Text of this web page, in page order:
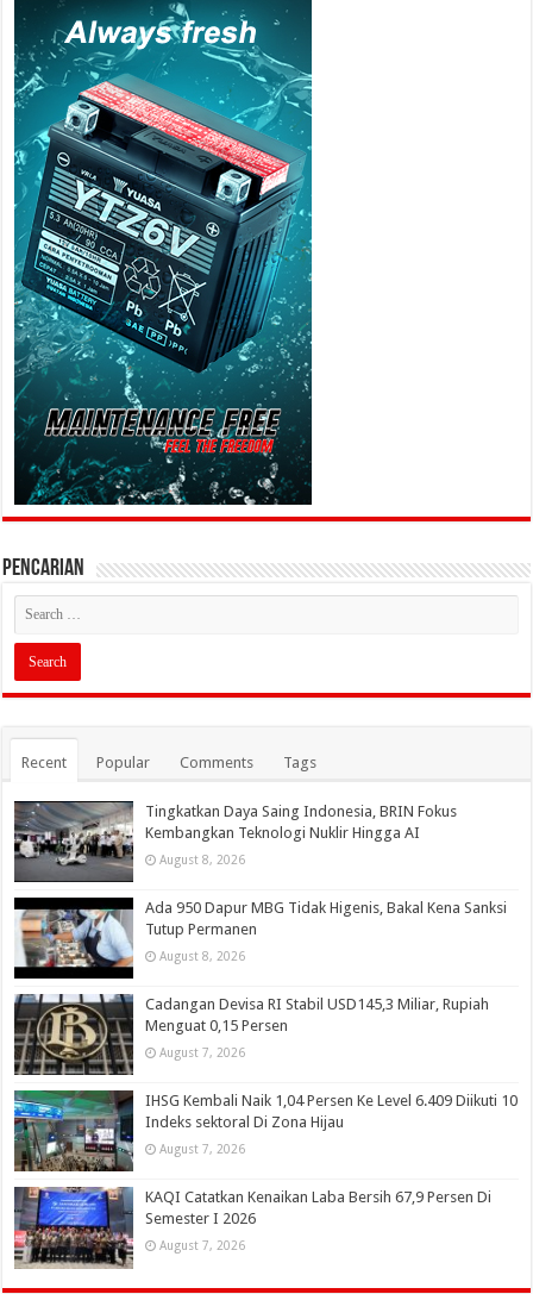
PENCARIAN
Recent Popular Comments Tags
Tingkatkan Daya Saing Indonesia, BRIN Fokus
Kembangkan Teknologi Nuklir Hingga AI
August 8, 2026
Ada 950 Dapur MBG Tidak Higenis, Bakal Kena Sanksi
Tutup Permanen
August 8, 2026
Cadangan Devisa RI Stabil USD145,3 Miliar, Rupiah
Menguat 0,15 Persen
August 7, 2026
IHSG Kembali Naik 1,04 Persen Ke Level 6.409 Diikuti 10
Indeks sektoral Di Zona Hijau
August 7, 2026
KAQI Catatkan Kenaikan Laba Bersih 67,9 Persen Di
Semester I 2026
August 7, 2026